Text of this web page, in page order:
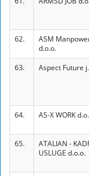
62.
ASM
d.o.o.
63.
Aspect Future
64.
AS-X WORK
65.
ATALIAN -
USLUGE d.o.o.